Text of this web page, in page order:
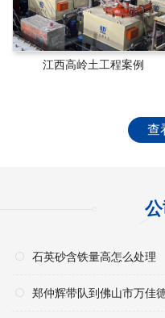
江西高岭土工程案例
查
石英砂含铁量高怎么处理
郑仲辉带队到佛山市万佳